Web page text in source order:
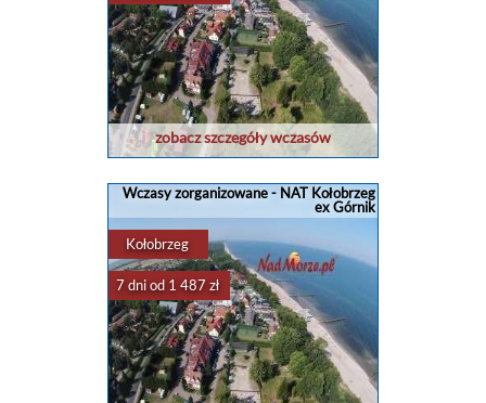
zobacz szczegóły wczasów
Wczasy zorganizowane - NAT Kołobrzeg
ex Górnik
Kołobrzeg
7 dni od 1 487 zł